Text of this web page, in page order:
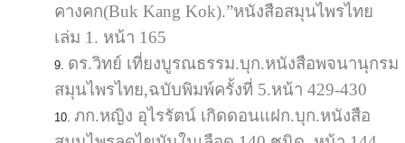
คางคก(Buk Kang Kok).”หนังสือสมุนไพรไทย
เล่ม 1. หน้า 165
ดร.วิทย์ เที่ยงบูรณธรรม.บุก.หนังสือพจนานุกรม
สมุนไพรไทย,ฉบับพิมพ์ครั้งที่ 5.หน้า 429-430
ภก.หญิง อุไรรัตน์ เกิดดอนแฝก.บุก.หนังสือ